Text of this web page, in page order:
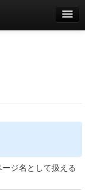
ジ名として扱える